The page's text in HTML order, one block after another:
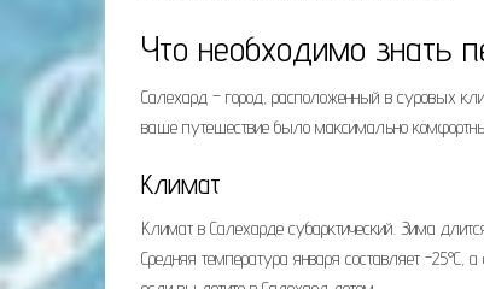
Что необходимо знать
Салехард – город, расположенный в суровых
ваше путешествие было максимально
Климат
Климат в Салехарде субарктический. Зима
Средняя температура января составляет -